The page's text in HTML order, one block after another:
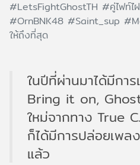
#LetsFightGhostTH #คู่ไฟท์ไ
#OrnBNK48 #Saint_sup
ให้ถึงที่สุด
ในปีที่ผ่านมาได้มีกา
Bring it on,
ใหม่จากทาง True
ก็ได้มีการปล่อยเพล
แล้ว